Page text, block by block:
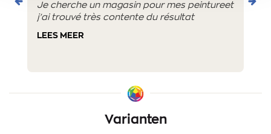
Je cherche un magasin pour mes peintureet
j'ai trouvé très contente du résultat
LEES MEER
Varianten